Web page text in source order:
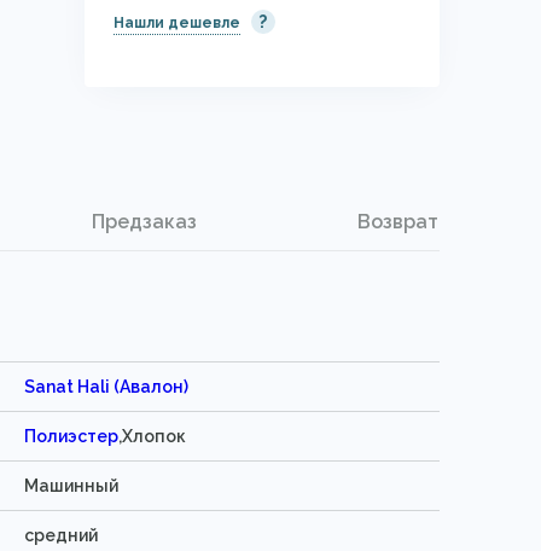
Нашли дешевле ?
Предзаказ Возврат
Sanat Hali (Авалон)
Полиэстер,Хлопок
Машинный
средний